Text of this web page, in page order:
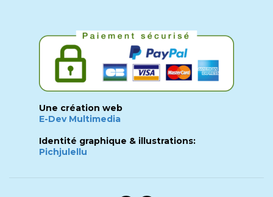
Une création web
E-Dev Multimedia
Identité graphique & illustrations:
Pichjulellu